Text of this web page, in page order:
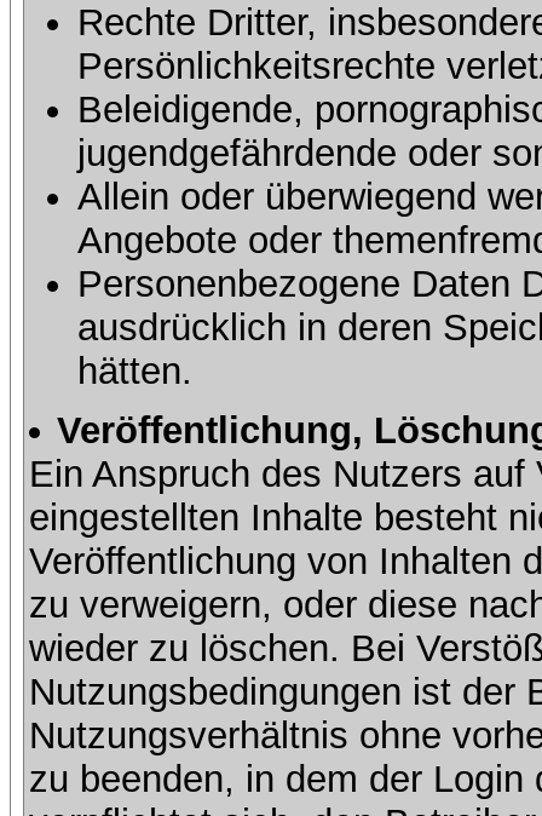
Rechte Dritter,
Persönlichkeitsrechte
Beleidigende,
jugendgefährdende oder
Allein oder überwiegend
Angebote oder
Personenbezogene Daten
ausdrücklich in deren
hätten.
Veröffentlichung,
Ein Anspruch des Nutzers
eingestellten Inhalte besteht
Veröffentlichung von Inhalten
zu verweigern, oder diese
wieder zu löschen. Bei
Nutzungsbedingungen ist der
Nutzungsverhältnis ohne
zu beenden, in dem der